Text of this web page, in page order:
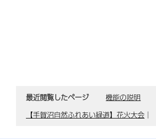
最近閲覧したページ
機能の説明
【手賀沼自然ふれあい緑道】花火大会 ｜